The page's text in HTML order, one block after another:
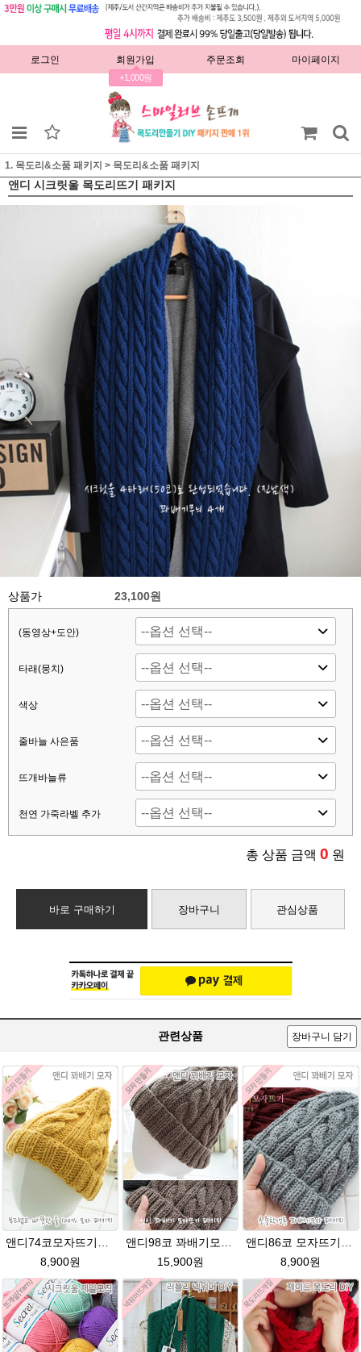
로그인 회원가입
+1,000원
주문조회 마이페이지
1. 목도리&소품 패키지 > 목도리&소품 패키지
앤디 시크릿울 목도리뜨기 패키지
상품가 23,100원
(동영상+도안)
타래(뭉치)
색상
줄바늘 사은품
뜨개바늘류
천연 가죽라벨 추가
총 상품 금액 0 원
바로 구매하기 장바구니 관심상품
관련상품 장바구니 담기
8,900원
15,900원
8,900원